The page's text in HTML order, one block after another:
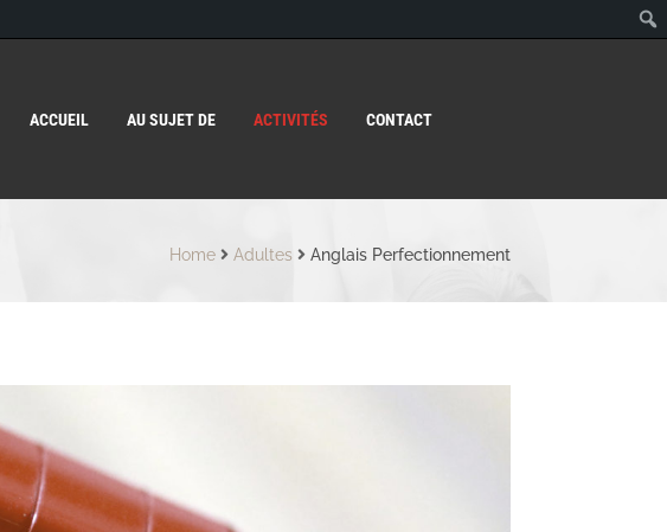
ACCUEIL AU SUJET DE ACTIVITÉS CONTACT
Home Adultes Anglais Perfectionnement